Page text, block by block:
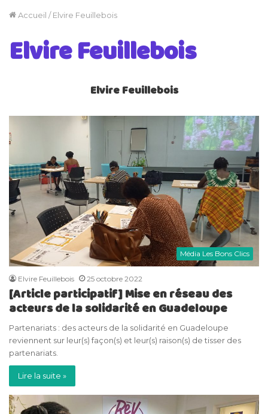
Accueil / Elvire Feuillebois
Elvire Feuillebois
Elvire Feuillebois
Média Les Bons Clics
Elvire Feuillebois 25 octobre 2022
[Article participatif] Mise en réseau des
acteurs de la solidarité en Guadeloupe
Partenariats : des acteurs de la solidarité en Guadeloupe
reviennent sur leur(s) façon(s) et leur(s) raison(s) de tisser des
partenariats.
Lire la suite »